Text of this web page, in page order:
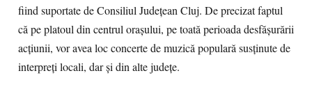
fiind suportate de Consiliul Judeţean Cluj. De precizat faptul
că pe platoul din centrul oraşului, pe toată perioada desfăşurării
acţiunii, vor avea loc concerte de muzică populară susţinute de
interpreţi locali, dar şi din alte judeţe.